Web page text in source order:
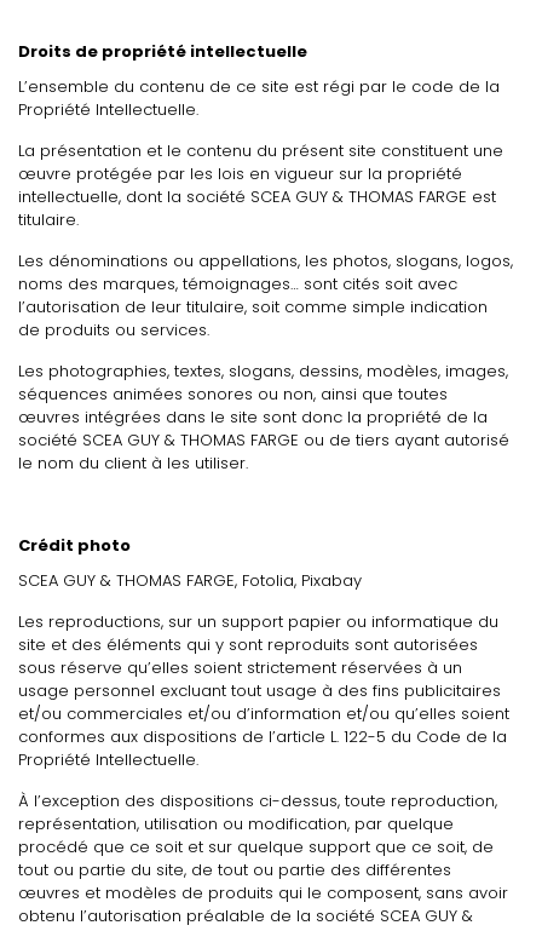
Droits de propriété intellectuelle
L’ensemble du contenu de ce site est régi par le code de la
Propriété Intellectuelle.
La présentation et le contenu du présent site constituent une
œuvre protégée par les lois en vigueur sur la propriété
intellectuelle, dont la société SCEA GUY & THOMAS FARGE est
titulaire.
Les dénominations ou appellations, les photos, slogans, logos,
noms des marques, témoignages… sont cités soit avec
l’autorisation de leur titulaire, soit comme simple indication
de produits ou services.
Les photographies, textes, slogans, dessins, modèles, images,
séquences animées sonores ou non, ainsi que toutes
œuvres intégrées dans le site sont donc la propriété de la
société SCEA GUY & THOMAS FARGE ou de tiers ayant autorisé
le nom du client à les utiliser.
Crédit photo
SCEA GUY & THOMAS FARGE, Fotolia, Pixabay
Les reproductions, sur un support papier ou informatique du
site et des éléments qui y sont reproduits sont autorisées
sous réserve qu’elles soient strictement réservées à un
usage personnel excluant tout usage à des fins publicitaires
et/ou commerciales et/ou d’information et/ou qu’elles soient
conformes aux dispositions de l’article L. 122-5 du Code de la
Propriété Intellectuelle.
À l’exception des dispositions ci-dessus, toute reproduction,
représentation, utilisation ou modification, par quelque
procédé que ce soit et sur quelque support que ce soit, de
tout ou partie du site, de tout ou partie des différentes
œuvres et modèles de produits qui le composent, sans avoir
obtenu l’autorisation préalable de la société SCEA GUY &